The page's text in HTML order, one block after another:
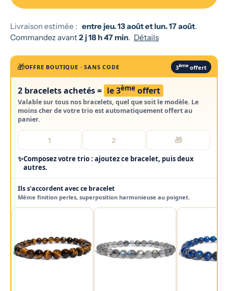
Livraison estimée : entre jeu. 13 août et lun. 17 août.
Commandez avant2 j 18 h 47 min. Détails
🎁OFFRE BOUTIQUE · SANS CODE 3èmeoffert
2 bracelets achetés = le 3èmeoffert
Valable surtous nos bracelets, quel que soit le modèle. Le
moins cher de votre trio est automatiquement offert au
panier.
1 2 🎁
✨Composez votre trio : ajoutez ce bracelet, puis deux
autres.
Ils s'accordent avec ce bracelet
Même finition perles, superposition harmonieuse au poignet.